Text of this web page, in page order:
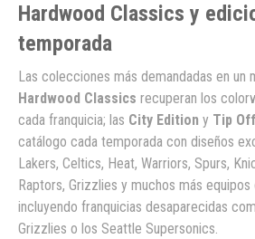
Hardwood Classics y
temporada
Las colecciones más demandadas en un
Hardwood Classics recuperan los
cada franquicia; las City Edition y Tip Off
catálogo cada temporada con diseños
Lakers, Celtics, Heat, Warriors, Spurs,
Raptors, Grizzlies y muchos más equipos
incluyendo franquicias desaparecidas
Grizzlies o los Seattle Supersonics.